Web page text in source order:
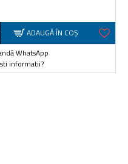
ADAUGĂ ÎN COŞ
WhatsApp
informatii?